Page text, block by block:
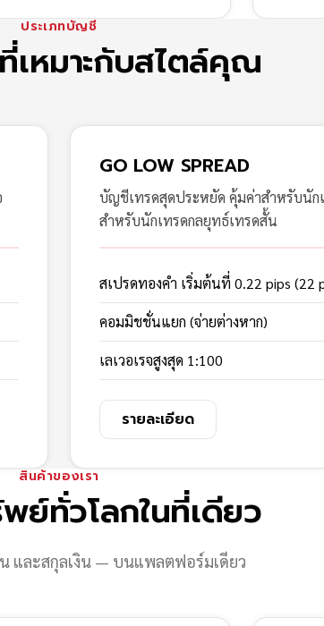
ประเภทบัญชี
หมาะกับสไตล์คุณ
GO LOW SPREAD
บัญชีเทรดสุดประหยัด คุ้มค่าสำหรับนัก
สำหรับนักเทรดกลยุทธ์เทรดสั้น
สเปรดทองคำ เริ่มต้นที่ 0.22 pips (22
คอมมิชชั่นแยก (จ่ายต่างหาก)
เลเวอเรจสูงสุด 1:100
รายละเอียด
สินค้าของเรา
ย์ทั่วโลกในที่เดียว
และสกุลเงิน — บนแพลตฟอร์มเดียว